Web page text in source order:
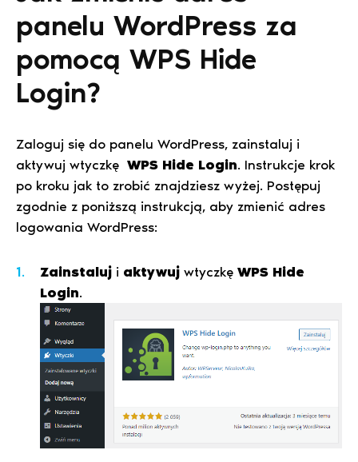
panelu WordPress za
pomocą WPS Hide
Login?
Zaloguj się do panelu WordPress, zainstaluj i
aktywuj wtyczkę WPS Hide Login. Instrukcje krok
po kroku jak to zrobić znajdziesz wyżej. Postępuj
zgodnie z poniższą instrukcją, aby zmienić adres
logowania WordPress:
Zainstaluj i aktywuj wtyczkę WPS Hide
Login.